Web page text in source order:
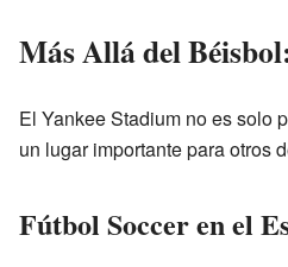
Más Allá del
El Yankee Stadium no es solo
un lugar importante para otros
Fútbol Soccer en el